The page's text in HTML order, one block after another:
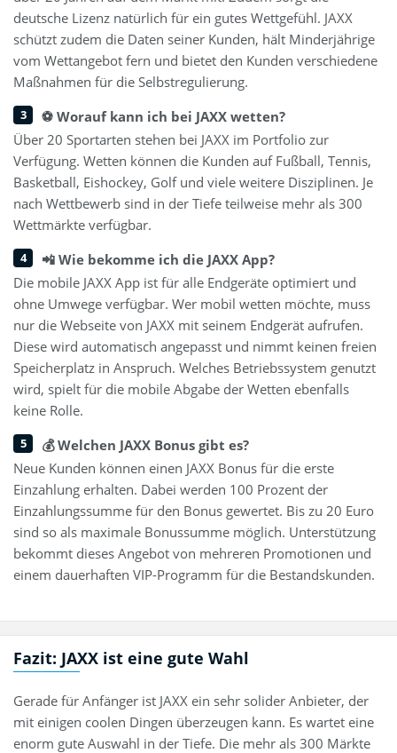
deutsche Lizenz natürlich für ein gutes Wettgefühl. JAXX
schützt zudem die Daten seiner Kunden, hält Minderjährige
vom Wettangebot fern und bietet den Kunden verschiedene
Maßnahmen für die Selbstregulierung.
⚽ Worauf kann ich bei JAXX wetten?
Über 20 Sportarten stehen bei JAXX im Portfolio zur
Verfügung. Wetten können die Kunden auf Fußball, Tennis,
Basketball, Eishockey, Golf und viele weitere Disziplinen. Je
nach Wettbewerb sind in der Tiefe teilweise mehr als 300
Wettmärkte verfügbar.
📲 Wie bekomme ich die JAXX App?
Die mobile JAXX App ist für alle Endgeräte optimiert und
ohne Umwege verfügbar. Wer mobil wetten möchte, muss
nur die Webseite von JAXX mit seinem Endgerät aufrufen.
Diese wird automatisch angepasst und nimmt keinen freien
Speicherplatz in Anspruch. Welches Betriebssystem genutzt
wird, spielt für die mobile Abgabe der Wetten ebenfalls
keine Rolle.
💰 Welchen JAXX Bonus gibt es?
Neue Kunden können einen JAXX Bonus für die erste
Einzahlung erhalten. Dabei werden 100 Prozent der
Einzahlungssumme für den Bonus gewertet. Bis zu 20 Euro
sind so als maximale Bonussumme möglich. Unterstützung
bekommt dieses Angebot von mehreren Promotionen und
einem dauerhaften VIP-Programm für die Bestandskunden.
Fazit: JAXX ist eine gute Wahl
Gerade für Anfänger ist JAXX ein sehr solider Anbieter, der
mit einigen coolen Dingen überzeugen kann. Es wartet eine
enorm gute Auswahl in der Tiefe. Die mehr als 300 Märkte